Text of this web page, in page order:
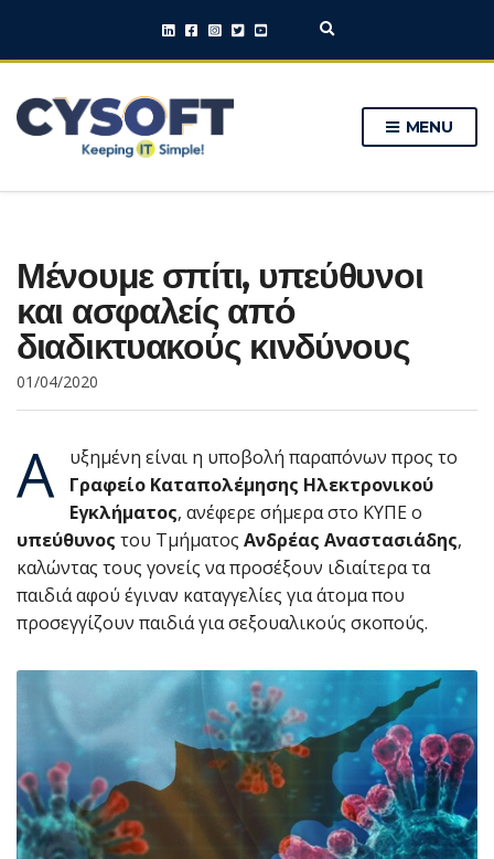
E
p
a
f
o
MENU
Μένουμε σπίτι, υπεύθυνοι
και ασφαλείς από
διαδικτυακούς κινδύνους
01/04/2020
Α
υξημένη είναι η υποβολή παραπόνων προς το
Γραφείο Καταπολέμησης Ηλεκτρονικού
Εγκλήματος, ανέφερε σήμερα στο ΚΥΠΕ ο
υπεύθυνος του Τμήματος Ανδρέας Αναστασιάδης,
καλώντας τους γονείς να προσέξουν ιδιαίτερα τα
παιδιά αφού έγιναν καταγγελίες για άτομα που
προσεγγίζουν παιδιά για σεξουαλικούς σκοπούς.